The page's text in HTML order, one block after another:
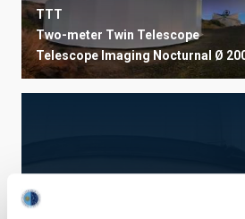
TTT
Two-meter Twin Telescope
Telescope Imaging Nocturnal Ø